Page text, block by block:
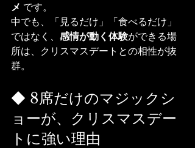
メ です。
中でも、「見るだけ」「食べるだけ」
ではなく、 感情が動く体験ができる場
所は、クリスマスデートとの相性が抜
群。
◆ 8席だけのマジックシ
ョーが、クリスマスデー
トに強い理由